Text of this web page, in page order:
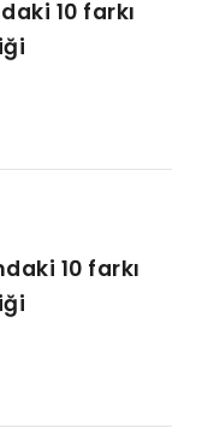
10 farkı
10 farkı